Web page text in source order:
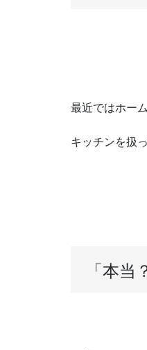
最近ではホー
キッチンを扱
「本当